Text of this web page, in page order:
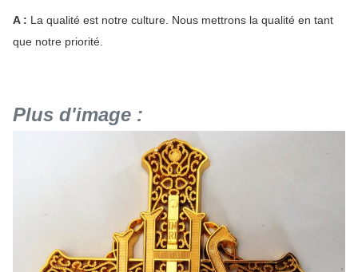
A : La qualité est notre culture. Nous mettrons la qualité en tant
que notre priorité.
Plus d'image :